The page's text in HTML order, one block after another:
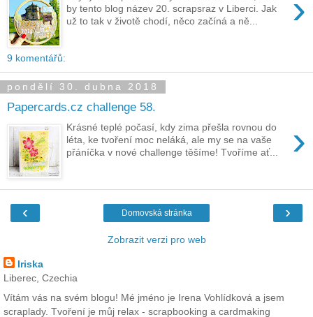
by tento blog název 20. scrapsraz v Liberci. Jak
už to tak v životě chodí, něco začíná a ně...
9 komentářů:
pondělí 30. dubna 2018
Papercards.cz challenge 58.
›
Krásné teplé počasí, kdy zima přešla rovnou do
léta, ke tvoření moc neláká, ale my se na vaše
přáníčka v nové challenge těšíme! Tvoříme ať...
‹ ›
Domovská stránka
Zobrazit verzi pro web
Iriska
Liberec, Czechia
Vítám vás na svém blogu! Mé jméno je Irena Vohlídková a jsem
scraplady. Tvoření je můj relax - scrapbooking a cardmaking